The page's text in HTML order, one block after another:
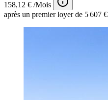
158,12 € /Mois
après un premier loyer de 5 607 €